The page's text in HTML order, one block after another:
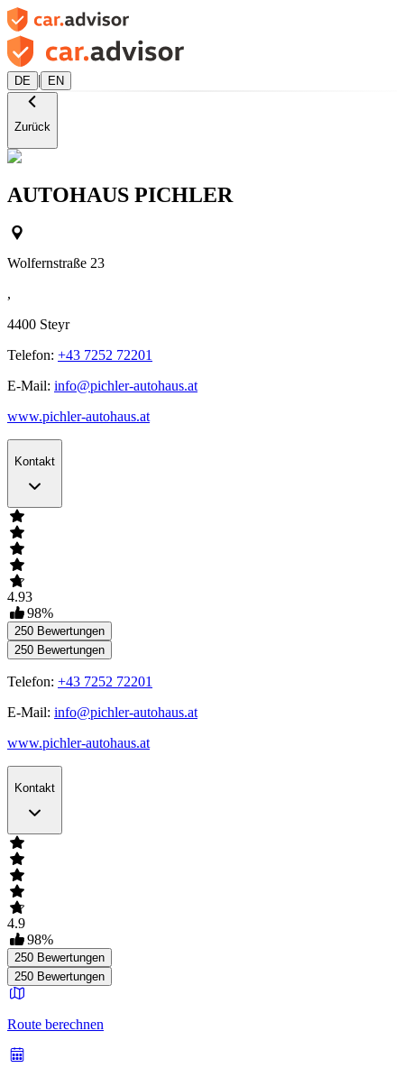
DE | EN
Zurück
AUTOHAUS PICHLER
Wolfernstraße 23
,
4400 Steyr
Telefon: +43 7252 72201
E-Mail: info@pichler-autohaus.at
www.pichler-autohaus.at
Kontakt
4.93
98%
250 Bewertungen
250 Bewertungen
Telefon: +43 7252 72201
E-Mail: info@pichler-autohaus.at
www.pichler-autohaus.at
Kontakt
4.9
98%
250 Bewertungen
250 Bewertungen
Route berechnen